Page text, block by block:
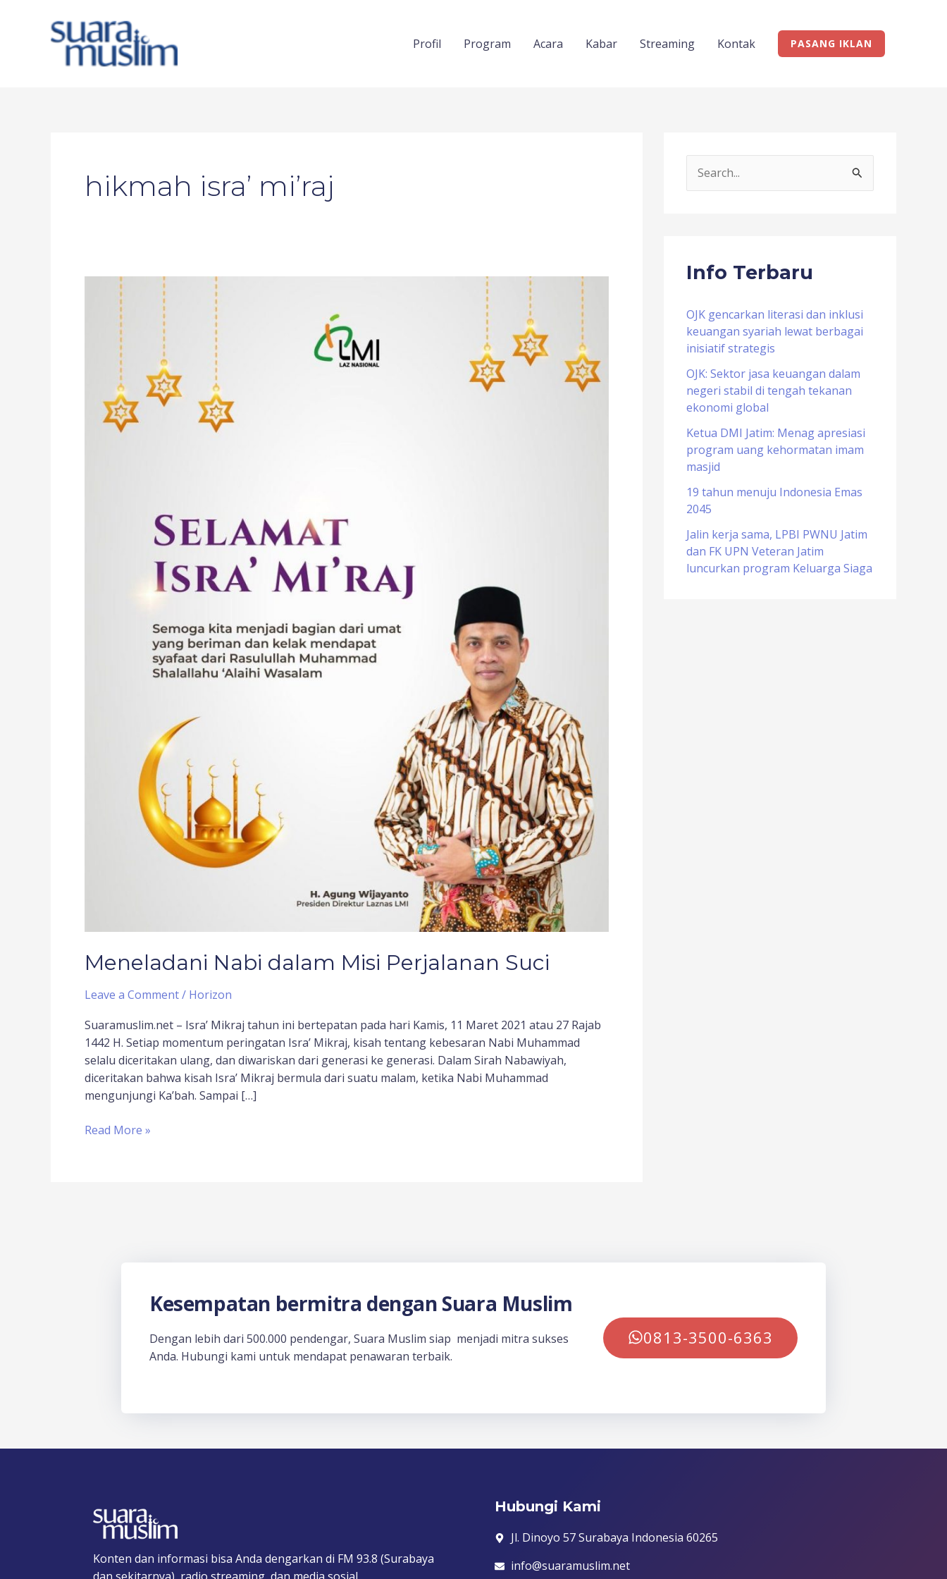
Profil Program Acara Kabar Streaming Kontak PASANG IKLAN
hikmah isra’ mi’raj
Meneladani Nabi dalam Misi Perjalanan Suci
Leave a Comment/ Horizon
Suaramuslim.net – Isra’ Mikraj tahun ini bertepatan pada hari Kamis, 11 Maret 2021 atau 27 Rajab
1442 H. Setiap momentum peringatan Isra’ Mikraj, kisah tentang kebesaran Nabi Muhammad
selalu diceritakan ulang, dan diwariskan dari generasi ke generasi. Dalam Sirah Nabawiyah,
diceritakan bahwa kisah Isra’ Mikraj bermula dari suatu malam, ketika Nabi Muhammad
mengunjungi Ka’bah. Sampai […]
Meneladani
Perjalanan
Read More »
c
f
o
r
:
Info Terbaru
OJK gencarkan literasi dan inklusi
keuangan syariah lewat berbagai
inisiatif strategis
OJK: Sektor jasa keuangan dalam
negeri stabil di tengah tekanan
ekonomi global
Ketua DMI Jatim: Menag apresiasi
program uang kehormatan imam
masjid
19 tahun menuju Indonesia Emas
2045
Jalin kerja sama, LPBI PWNU Jatim
dan FK UPN Veteran Jatim
luncurkan program Keluarga Siaga
Kesempatan bermitra dengan Suara Muslim
Dengan lebih dari 500.000 pendengar, Suara Muslim siap menjadi mitra sukses
Anda. Hubungi kami untuk mendapat penawaran terbaik.
0813-3500-6363
Konten dan informasi bisa Anda dengarkan di FM 93.8 (Surabaya
Hubungi Kami
Jl. Dinoyo 57 Surabaya Indonesia 60265
info@suaramuslim.net